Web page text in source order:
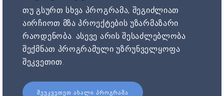
თუ გსურთ სხვა პროგრამა, შეგიძლიათ
აირჩიოთ მზა პროექტების უზარმაზარი
რაოდენობა. ასევე არის შესაძლებლობა
შექმნათ პროგრამული უზრუნველყოფა
შეკვეთით.
ᲨᲔᲣᲙᲕᲔᲗᲔᲗ ᲐᲮᲐᲚᲘ ᲞᲠᲝᲒᲠᲐᲛᲐ